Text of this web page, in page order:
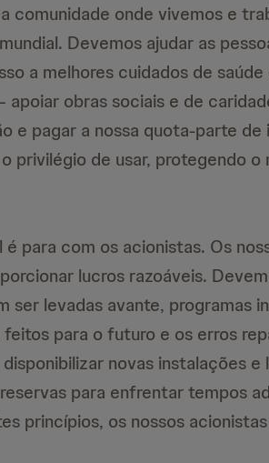
comunidade onde vivemos e
Devemos ajudar as
a melhores cuidados de
apoiar obras sociais e de
e pagar a nossa quota-parte
privilégio de usar, protegendo o
para com os acionistas. Os
lucros razoáveis.
ser levadas avante, programas
para o futuro e os erros
novas instalações e
para enfrentar tempos
princípios, os nossos